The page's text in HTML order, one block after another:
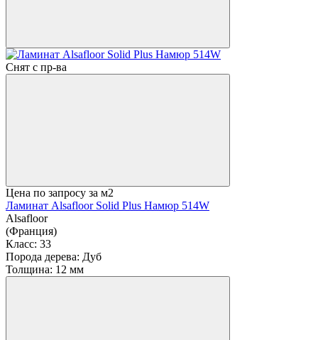
Снят с пр-ва
Цена по запросу за м2
Ламинат Alsafloor Solid Plus Намюр 514W
Alsafloor
(Франция)
Класс: 33
Порода дерева: Дуб
Толщина: 12 мм